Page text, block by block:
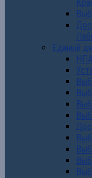
Единый